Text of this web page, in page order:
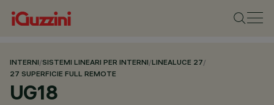
INTERNI/SISTEMI LINEARI PER INTERNI/LINEALUCE 27/
27 SUPERFICIE FULL REMOTE
UG18